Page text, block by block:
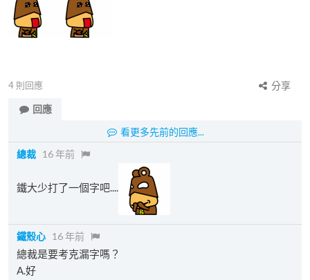
4 則回應
分享
回應
看更多先前的回應...
總裁 16 年前
鐵大少打了一個字吧....
鐵殼心 16 年前
總裁是要考克漏字嗎？
A.好